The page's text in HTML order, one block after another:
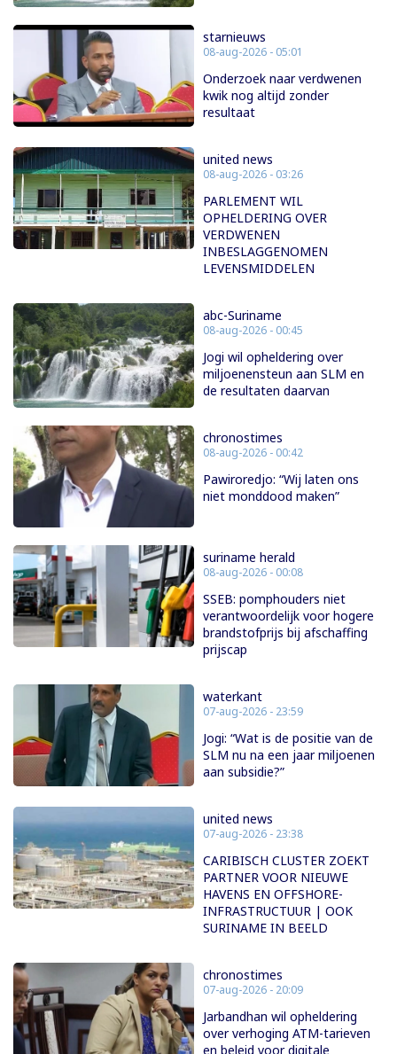
starnieuws
08-aug-2026 - 05:01
Onderzoek naar verdwenen
kwik nog altijd zonder
resultaat
united news
08-aug-2026 - 03:26
PARLEMENT WIL
OPHELDERING OVER
VERDWENEN
INBESLAGGENOMEN
LEVENSMIDDELEN
abc-Suriname
08-aug-2026 - 00:45
Jogi wil opheldering over
miljoenensteun aan SLM en
de resultaten daarvan
chronostimes
08-aug-2026 - 00:42
Pawiroredjo: “Wij laten ons
niet monddood maken”
suriname herald
08-aug-2026 - 00:08
SSEB: pomphouders niet
verantwoordelijk voor hogere
brandstofprijs bij afschaffing
prijscap
waterkant
07-aug-2026 - 23:59
Jogi: “Wat is de positie van de
SLM nu na een jaar miljoenen
aan subsidie?”
united news
07-aug-2026 - 23:38
CARIBISCH CLUSTER ZOEKT
PARTNER VOOR NIEUWE
HAVENS EN OFFSHORE-
INFRASTRUCTUUR | OOK
SURINAME IN BEELD
chronostimes
07-aug-2026 - 20:09
Jarbandhan wil opheldering
over verhoging ATM-tarieven
en beleid voor digitale